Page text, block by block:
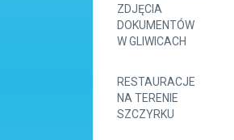
ZDJĘCIA
DOKUMENTÓW
W GLIWICACH
RESTAURACJE
NA TERENIE
SZCZYRKU